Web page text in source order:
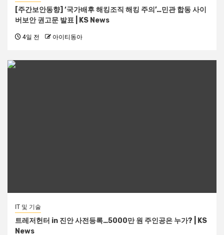
[주간보안동향] ‘국가배후 해킹조직 해킹 주의’…민관 합동 사이
버보안 권고문 발표 | KS News
4일 전 아이티동아
IT 및 기술
트레저헌터 in 진안 사전등록…5000만 원 주인공은 누가? | KS
News